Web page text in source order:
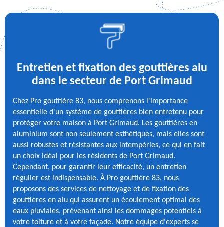
Entretien et fixation des gouttières alu
dans le secteur de Port Grimaud
Chez Pro gouttière 83, nous comprenons l'importance
essentielle d'un système de gouttières bien entretenu pour
protéger votre maison à Port Grimaud. Les gouttières en
aluminium sont non seulement esthétiques, mais elles sont
aussi robustes et résistantes aux intempéries, ce qui en fait
un choix idéal pour les résidents de Port Grimaud.
Cependant, pour garantir leur efficacité, un entretien
régulier est indispensable. À Pro gouttière 83, nous
proposons des services de nettoyage et de fixation des
gouttières en alu qui assurent un écoulement optimal des
eaux pluviales, prévenant ainsi les dommages potentiels à
votre toiture et à votre façade. Notre équipe d'experts se